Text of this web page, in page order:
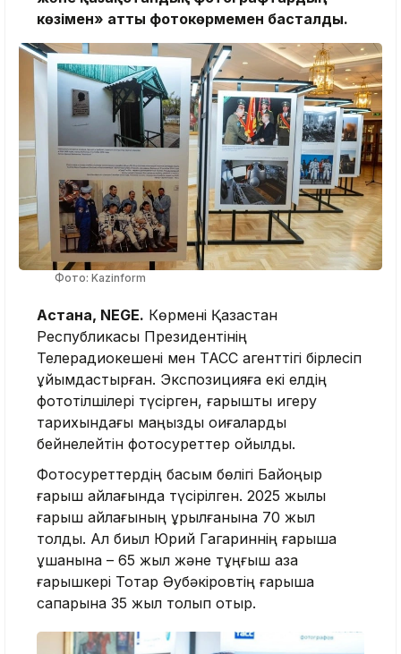
көзімен» атты фотокөрмемен басталды.
Фото: Kazinform
Астана, NEGE. Көрмені Қазақстан
Республикасы Президентінің
Телерадиокешені мен ТАСС агенттігі бірлесіп
ұйымдастырған. Экспозицияға екі елдің
фототілшілері түсірген, ғарышты игеру
тарихындағы маңызды оқиғаларды
бейнелейтін фотосуреттер қойылды.
Фотосуреттердің басым бөлігі Байқоңыр
ғарыш айлағында түсірілген. 2025 жылы
ғарыш айлағының құрылғанына 70 жыл
толды. Ал биыл Юрий Гагариннің ғарышқа
ұшқанына – 65 жыл және тұңғыш қазақ
ғарышкері Тоқтар Әубәкіровтің ғарышқа
сапарына 35 жыл толып отыр.